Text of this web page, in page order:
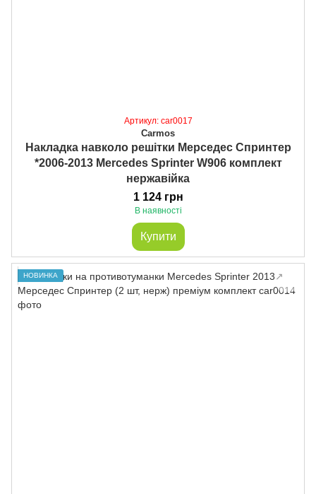
Артикул: car0017
Carmos
Накладка навколо решітки Мерседес Спринтер
*2006-2013 Mercedes Sprinter W906 комплект
нержавійка
1 124 грн
В наявності
Купити
НОВИНКА